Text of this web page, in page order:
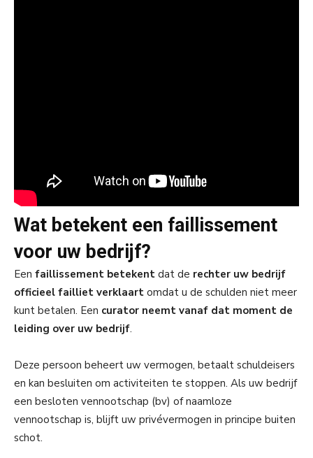
Wat betekent een faillissement
voor uw bedrijf?
Een faillissement betekent dat de rechter uw bedrijf
officieel failliet verklaart omdat u de schulden niet meer
kunt betalen. Een curator neemt vanaf dat moment de
leiding over uw bedrijf.
Deze persoon beheert uw vermogen, betaalt schuldeisers
en kan besluiten om activiteiten te stoppen. Als uw bedrijf
een besloten vennootschap (bv) of naamloze
vennootschap is, blijft uw privévermogen in principe buiten
schot.